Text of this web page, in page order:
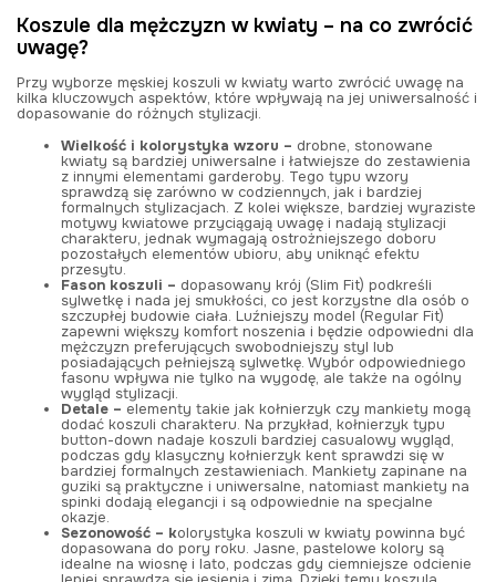
Koszule dla mężczyzn w kwiaty – na co zwrócić
uwagę?
Przy wyborze męskiej koszuli w kwiaty warto zwrócić uwagę na
kilka kluczowych aspektów, które wpływają na jej uniwersalność i
dopasowanie do różnych stylizacji.
Wielkość i kolorystyka wzoru – drobne, stonowane
kwiaty są bardziej uniwersalne i łatwiejsze do zestawienia
z innymi elementami garderoby. Tego typu wzory
sprawdzą się zarówno w codziennych, jak i bardziej
formalnych stylizacjach. Z kolei większe, bardziej wyraziste
motywy kwiatowe przyciągają uwagę i nadają stylizacji
charakteru, jednak wymagają ostrożniejszego doboru
pozostałych elementów ubioru, aby uniknąć efektu
przesytu.
Fason koszuli – dopasowany krój (Slim Fit) podkreśli
sylwetkę i nada jej smukłości, co jest korzystne dla osób o
szczupłej budowie ciała. Luźniejszy model (Regular Fit)
zapewni większy komfort noszenia i będzie odpowiedni dla
mężczyzn preferujących swobodniejszy styl lub
posiadających pełniejszą sylwetkę. Wybór odpowiedniego
fasonu wpływa nie tylko na wygodę, ale także na ogólny
wygląd stylizacji.
Detale – elementy takie jak kołnierzyk czy mankiety mogą
dodać koszuli charakteru. Na przykład, kołnierzyk typu
button-down nadaje koszuli bardziej casualowy wygląd,
podczas gdy klasyczny kołnierzyk kent sprawdzi się w
bardziej formalnych zestawieniach. Mankiety zapinane na
guziki są praktyczne i uniwersalne, natomiast mankiety na
spinki dodają elegancji i są odpowiednie na specjalne
okazje.
Sezonowość – kolorystyka koszuli w kwiaty powinna być
dopasowana do pory roku. Jasne, pastelowe kolory są
idealne na wiosnę i lato, podczas gdy ciemniejsze odcienie